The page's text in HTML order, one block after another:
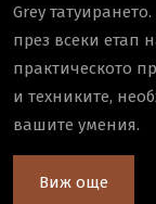
Grey
през всеки етап
практическото
и техниките,
вашите умения.
Виж още